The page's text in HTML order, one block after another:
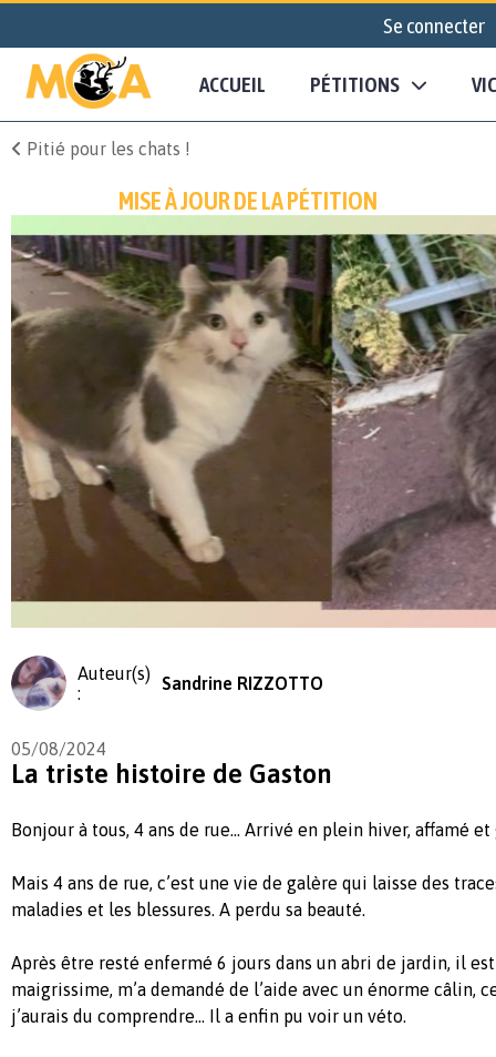
Se connecter
ACCUEIL PÉTITIONS
Pitié pour les chats !
MISE À JOUR DE LA PÉTITION
Auteur(s)
:
Sandrine RIZZOTTO
05/08/2024
La triste histoire de Gaston
Bonjour à tous, 4 ans de rue… Arrivé en plein hiver, affamé
Mais 4 ans de rue, c’est une vie de galère qui laisse des
maladies et les blessures. A perdu sa beauté.
Après être resté enfermé 6 jours dans un abri de jardin, il
maigrissime, m’a demandé de l’aide avec un énorme câlin,
j’aurais du comprendre… Il a enfin pu voir un véto.